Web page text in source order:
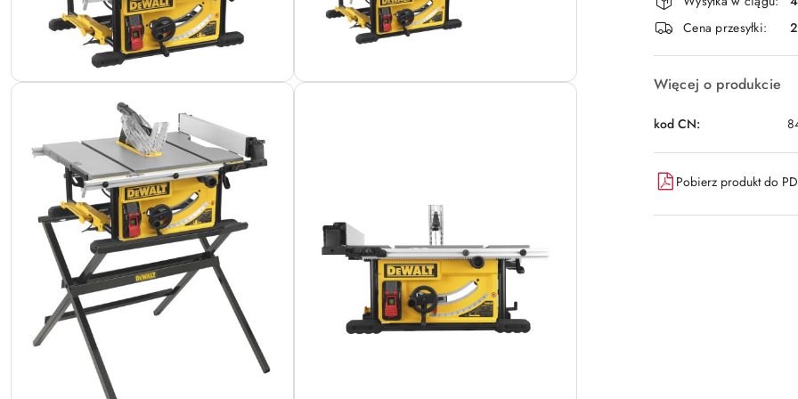
dostawa
Cena przesyłki:
Więcej o produkcie
kod CN:
Pobierz produkt do